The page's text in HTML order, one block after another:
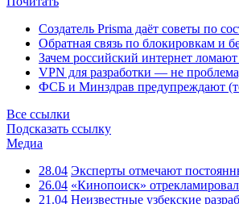
Создатель Prisma даёт советы по
Обратная связь по блокировкам и
Зачем российский интернет
VPN для разработки — не
ФСБ и Минздрав предупреждают
Все ссылки
Подсказать ссылку
Медиа
28.04 Эксперты отмечают
26.04 «Кинопоиск»
21.04 Неизвестные узбекские